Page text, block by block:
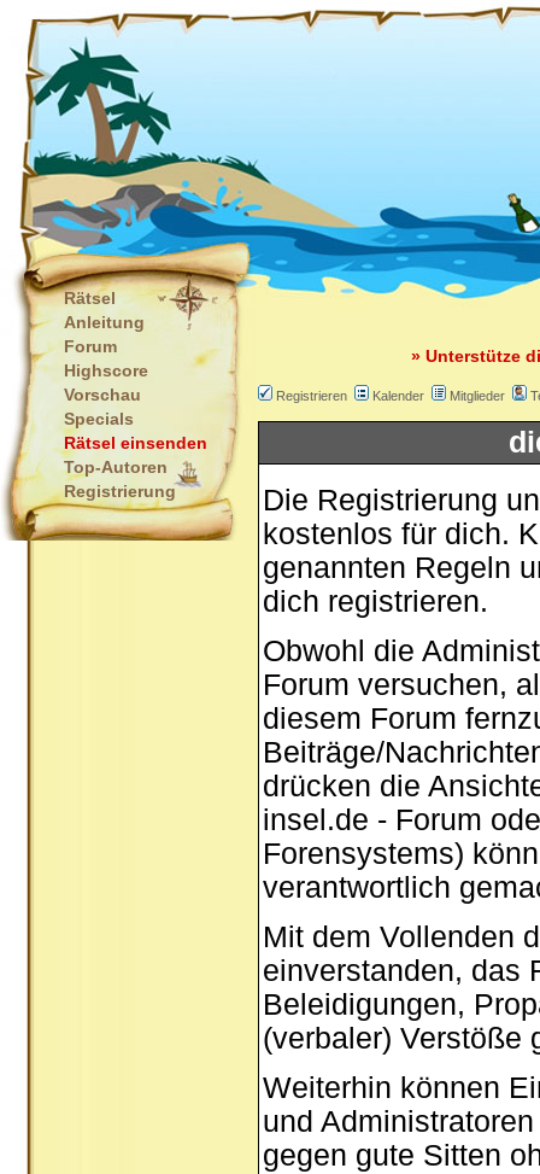
Rätsel
Anleitung
Forum
Highscore
Vorschau
Specials
Rätsel einsenden
Top-Autoren
Registrierung
» Unterstütze
Registrieren Kalender Mitglieder
Die Registrierung
kostenlos für dich.
genannten Regeln
dich registrieren.
Obwohl die
Forum versuchen,
diesem Forum
Beiträge/
drücken die
insel.de - Forum
Forensystems)
verantwortlich
Mit dem Vollenden
einverstanden, das
Beleidigungen,
(verbaler) Verstöße
Weiterhin können
und
gegen gute Sitten